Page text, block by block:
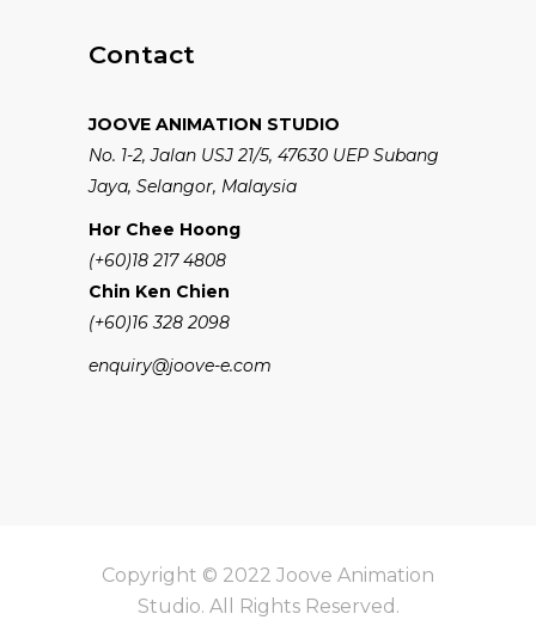
Contact
JOOVE ANIMATION STUDIO
No. 1-2, Jalan USJ 21/5, 47630 UEP Subang
Jaya, Selangor, Malaysia
Hor Chee Hoong
(+60)18 217 4808
Chin Ken Chien
(+60)16 328 2098
enquiry@joove-e.com
Copyright © 2022 Joove Animation
Studio. All Rights Reserved.